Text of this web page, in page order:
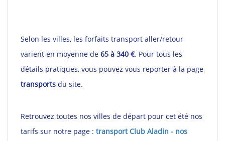
Selon les villes, les forfaits transport aller/retour
varient en moyenne de 65 à 340 €. Pour tous les
détails pratiques, vous pouvez vous reporter à la page
transports du site.
Retrouvez toutes nos villes de départ pour cet été nos
tarifs sur notre page : transport Club Aladin - nos